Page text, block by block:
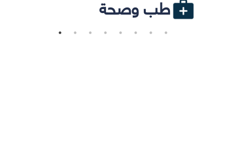
طب وصحة